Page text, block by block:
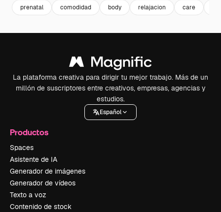
prenatal comodidad body relajacion care
La plataforma creativa para dirigir tu mejor trabajo. Más de un
millón de suscriptores entre creativos, empresas, agencias y
estudios.
Español
Productos
Spaces
Asistente de IA
Generador de imágenes
Generador de vídeos
Texto a voz
Contenido de stock